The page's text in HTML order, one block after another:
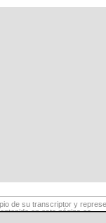
de su transcriptor y
en esta página es